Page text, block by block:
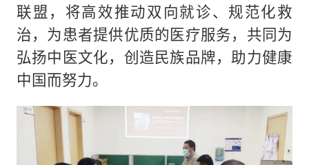
联盟，将高效推动双向就诊、规范化救
治，为患者提供优质的医疗服务，共同为
弘扬中医文化，创造民族品牌，助力健康
中国而努力。